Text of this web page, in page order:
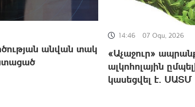
անվան տակ
14:46 07 Օգս, 2026
«Աչաջուր»
ալկոհոլային
կասեցվել է. ՍԱՏՄ